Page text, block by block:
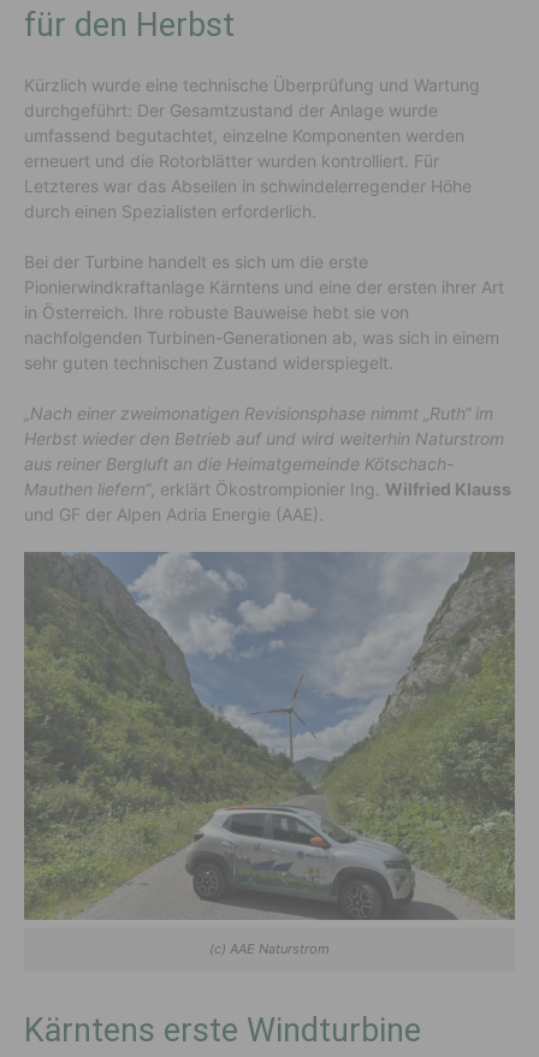
für den Herbst
Kürzlich wurde eine technische Überprüfung und Wartung
durchgeführt: Der Gesamtzustand der Anlage wurde
umfassend begutachtet, einzelne Komponenten werden
erneuert und die Rotorblätter wurden kontrolliert. Für
Letzteres war das Abseilen in schwindelerregender Höhe
durch einen Spezialisten erforderlich.
Bei der Turbine handelt es sich um die erste
Pionierwindkraftanlage Kärntens und eine der ersten ihrer Art
in Österreich. Ihre robuste Bauweise hebt sie von
nachfolgenden Turbinen-Generationen ab, was sich in einem
sehr guten technischen Zustand widerspiegelt.
„Nach einer zweimonatigen Revisionsphase nimmt „Ruth“ im
Herbst wieder den Betrieb auf und wird weiterhin Naturstrom
aus reiner Bergluft an die Heimatgemeinde Kötschach-
Mauthen liefern“, erklärt Ökostrompionier Ing. Wilfried Klauss
und GF der Alpen Adria Energie (AAE).
(c) AAE Naturstrom
Kärntens erste Windturbine